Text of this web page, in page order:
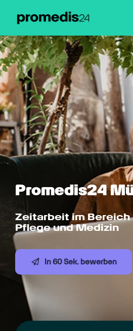
Promedis24
Zeitarbeit im Bereich
Pflege und Medizin
In 60 Sek. bewerben